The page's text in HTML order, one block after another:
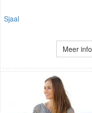
Sjaal
Meer info